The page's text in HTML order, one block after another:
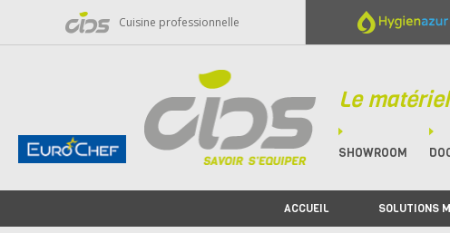
Cuisine professionnelle
Le
SHOWROOM
ACCUEIL SOLUTIONS
Panneau de gestion des cookies